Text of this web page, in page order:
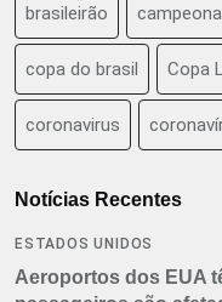
brasileirão
copa do brasil Copa
coronavirus
Notícias Recentes
ESTADOS UNIDOS
Aeroportos dos EUA